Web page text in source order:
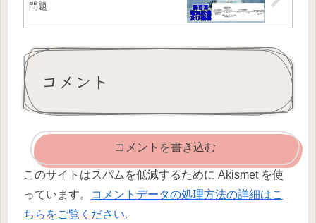
問題
コメント
コメントを書き込む
このサイトはスパムを低減するために Akismet を使
っています。
コメントデータの処理方法の詳細はこ
ちらをご覧ください。